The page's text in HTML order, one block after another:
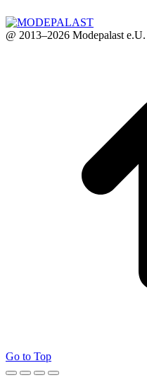
@ 2013–2026 Modepalast
Go to Top